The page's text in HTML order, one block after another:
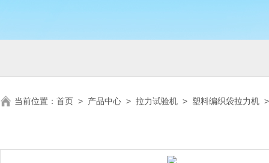
当前位置： 首页 > 产品中心 > 拉力试验机 > 塑料编织袋拉力机